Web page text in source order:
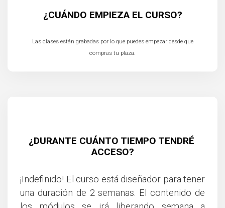
¿CUÁNDO EMPIEZA EL CURSO?
Las clases están grabadas por lo que puedes empezar desde que
compras tu plaza.
¿DURANTE CUÁNTO TIEMPO TENDRÉ
ACCESO?
¡Indefinido! El curso está diseñador para tener
una duración de 2 semanas. El contenido de